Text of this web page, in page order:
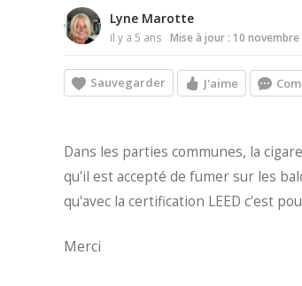
Lyne Marotte
il y a 5 ans Mise à jour : 10 novembre
Sauvegarder J'aime
Dans les parties communes, la
qu'il est accepté de fumer sur les
qu'avec la certification LEED c'est
Merci